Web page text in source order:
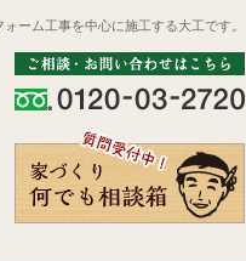
ーム工事を中心に施工する大工です。